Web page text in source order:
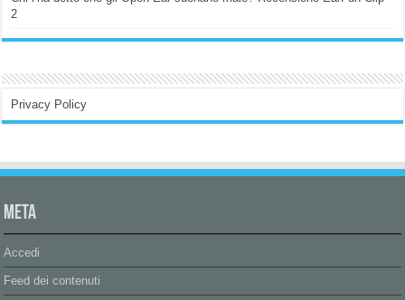
2
Privacy Policy
Meta
Accedi
Feed dei contenuti